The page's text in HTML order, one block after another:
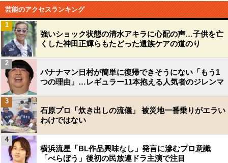
芸能のアクセスランキング
強いショック状態の清水アキラに心配の声…子供を亡
くした神田正輝らもたどった遺族ケアの道のり
1
バナナマン日村が簡単に復帰できそうにない「もう1
つの理由」…レギュラー11本抱える人気者のジレンマ
2
石原プロ「炊き出しの流儀」 被災地一番乗りがエラい
わけではない
3
横浜流星「BL作品興味なし」発言に滲むプロ意識
「べらぼう」後初の民放連ドラ主演で注目
4